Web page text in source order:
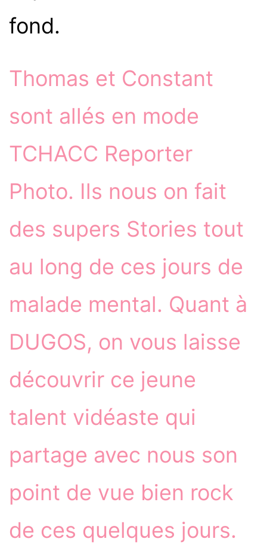
fond.
Thomas et Constant
sont allés en mode
TCHACC Reporter
Photo. Ils nous on fait
des supers Stories tout
au long de ces jours de
malade mental. Quant à
DUGOS, on vous laisse
découvrir ce jeune
talent vidéaste qui
partage avec nous son
point de vue bien rock
de ces quelques jours.